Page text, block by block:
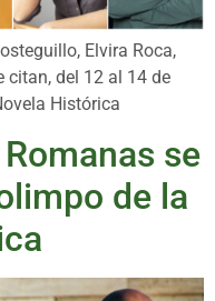
Elvira Roca,
citan, del 12 al 14 de
Histórica
se
de la